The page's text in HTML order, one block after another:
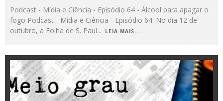
Podcast - Mídia e Ciência - Episódio 64 - Álcool para apagar o
fogo Podcast - Mídia e Ciência - Episódio 64: No dia 12 de
outubro, a Folha de S. Paul... LEIA MAIS...